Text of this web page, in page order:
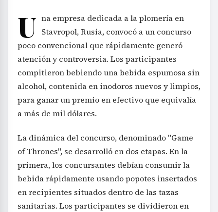
U na empresa dedicada a la plomería en
Stavropol, Rusia, convocó a un concurso
poco convencional que rápidamente generó
atención y controversia. Los participantes
compitieron bebiendo una bebida espumosa sin
alcohol, contenida en inodoros nuevos y limpios,
para ganar un premio en efectivo que equivalía
a más de mil dólares.
La dinámica del concurso, denominado "Game
of Thrones", se desarrolló en dos etapas. En la
primera, los concursantes debían consumir la
bebida rápidamente usando popotes insertados
en recipientes situados dentro de las tazas
sanitarias. Los participantes se dividieron en